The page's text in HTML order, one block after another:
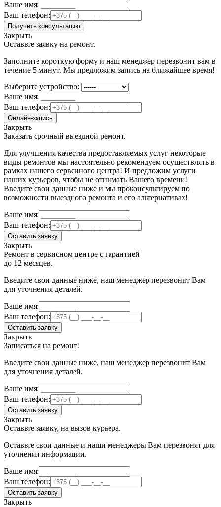
Ваше имя:
Ваш телефон:
Получить консультацию
Закрыть
Оставьте заявку на ремонт.
Заполните короткую форму и наш менеджер перезвонит вам в
течение 5 минут. Мы предложим запись на ближайшее время!
Выберите устройство:
Ваше имя:
Ваш телефон:
Онлайн-запись
Закрыть
Заказать срочный выездной ремонт.
Для улучшения качества предоставляемых услуг некоторые
виды ремонтов мы настоятельно рекомендуем осуществлять в
рамках нашего сервсиного центра! И предложим услуги
наших курьеров, чтобы не отнимать Вашего времени!
Введите свои данные ниже и мы проконсультируем по
возможности выездного ремонта и его альтернативах!
Ваше имя:
Ваш телефон:
Оставить заявку
Закрыть
Ремонт в сервисном центре с гарантией
до 12 месяцев.
Введите свои данные ниже, наш менеджер перезвонит Вам
для уточнения деталей.
Ваше имя:
Ваш телефон:
Оставить заявку
Закрыть
Записаться на ремонт!
Введите свои данные ниже, наш менеджер перезвонит Вам
для уточнения деталей.
Ваше имя:
Ваш телефон:
Оставить заявку
Закрыть
Оставьте заявку, на вызов курьера.
Оставьте свои данные и наши менеджеры Вам перезвонят для
уточнения информации.
Ваше имя:
Ваш телефон:
Оставить заявку
Закрыть